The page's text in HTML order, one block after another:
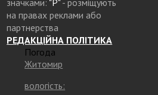
на правах реклами або
партнерства
РЕДАКЦІЙНА ПОЛІТИКА
Погода
Житомир
вологість: